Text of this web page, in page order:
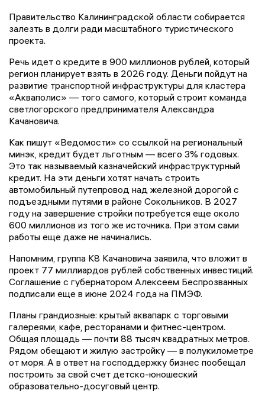
Правительство Калининградской области собирается
залезть в долги ради масштабного туристического
проекта.
Речь идет о кредите в 900 миллионов рублей, который
регион планирует взять в 2026 году. Деньги пойдут на
развитие транспортной инфраструктуры для кластера
«Акваполис» — того самого, который строит команда
светлогорского предпринимателя Александра
Качановича.
Как пишут «Ведомости» со ссылкой на региональный
минэк, кредит будет льготным — всего 3% годовых.
Это так называемый казначейский инфраструктурный
кредит. На эти деньги хотят начать строить
автомобильный путепровод над железной дорогой с
подъездными путями в районе Сокольников. В 2027
году на завершение стройки потребуется еще около
600 миллионов из того же источника. При этом сами
работы еще даже не начинались.
Напомним, группа К8 Качановича заявила, что вложит в
проект 77 миллиардов рублей собственных инвестиций.
Соглашение с губернатором Алексеем Беспрозванных
подписали еще в июне 2024 года на ПМЭФ.
Планы грандиозные: крытый аквапарк с торговыми
галереями, кафе, ресторанами и фитнес-центром.
Общая площадь — почти 88 тысяч квадратных метров.
Рядом обещают и жилую застройку — в полукилометре
от моря. А в ответ на господдержку бизнес пообещал
построить за свой счет детско-юношеский
образовательно-досуговый центр.